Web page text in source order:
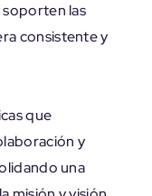
soporten las
consistente y
que
y
una